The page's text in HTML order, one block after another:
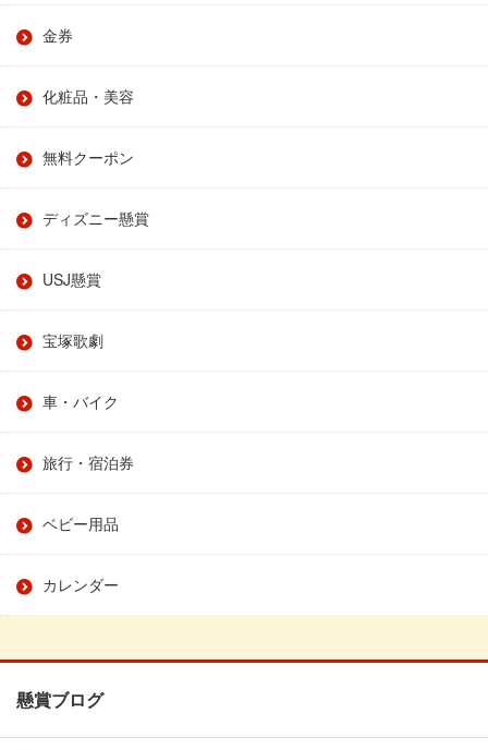
金券
化粧品・美容
無料クーポン
ディズニー懸賞
USJ懸賞
宝塚歌劇
車・バイク
旅行・宿泊券
ベビー用品
カレンダー
懸賞ブログ